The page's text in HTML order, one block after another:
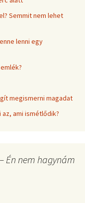
Semmit nem lehet
lenni egy
megismerni magadat
ami ismétlődik?
Én nem hagynám